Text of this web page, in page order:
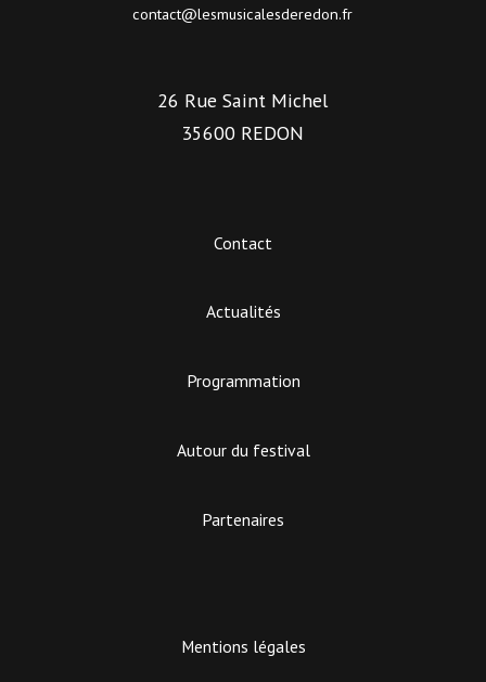
contact@lesmusicalesderedon.fr
26 Rue Saint Michel
35600 REDON
Contact
Actualités
Programmation
Autour du festival
Partenaires
Mentions légales